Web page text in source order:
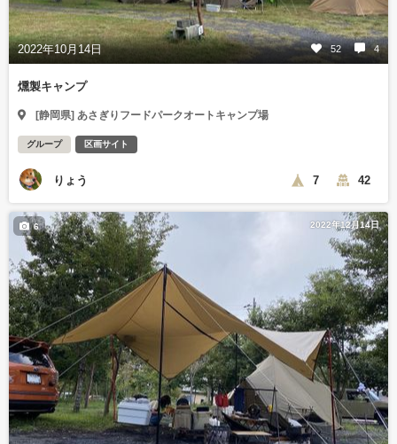
2022年10月14日 52 4
燻製キャンプ
[静岡県] あさぎりフードパークオートキャンプ場
グループ 区画サイト
りょう 7 42
2022年12月14日
6